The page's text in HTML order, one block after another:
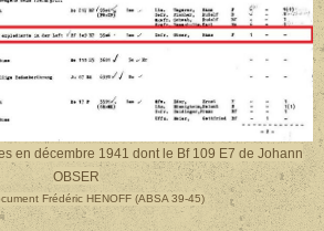
en décembre 1941 dont le Bf 109 E7 de Johann
OBSER
Frédéric HENOFF (ABSA 39-45)